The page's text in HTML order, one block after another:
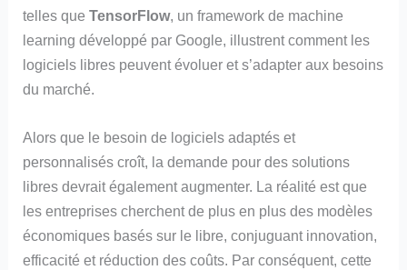
telles queTensorFlow, un framework de machine
learning développé par Google, illustrent comment les
logiciels libres peuvent évoluer et s’adapter aux besoins
du marché.
Alors que le besoin de logiciels adaptés et
personnalisés croît, la demande pour des solutions
libres devrait également augmenter. La réalité est que
les entreprises cherchent de plus en plus des modèles
économiques basés sur le libre, conjuguant innovation,
efficacité et réduction des coûts. Par conséquent, cette